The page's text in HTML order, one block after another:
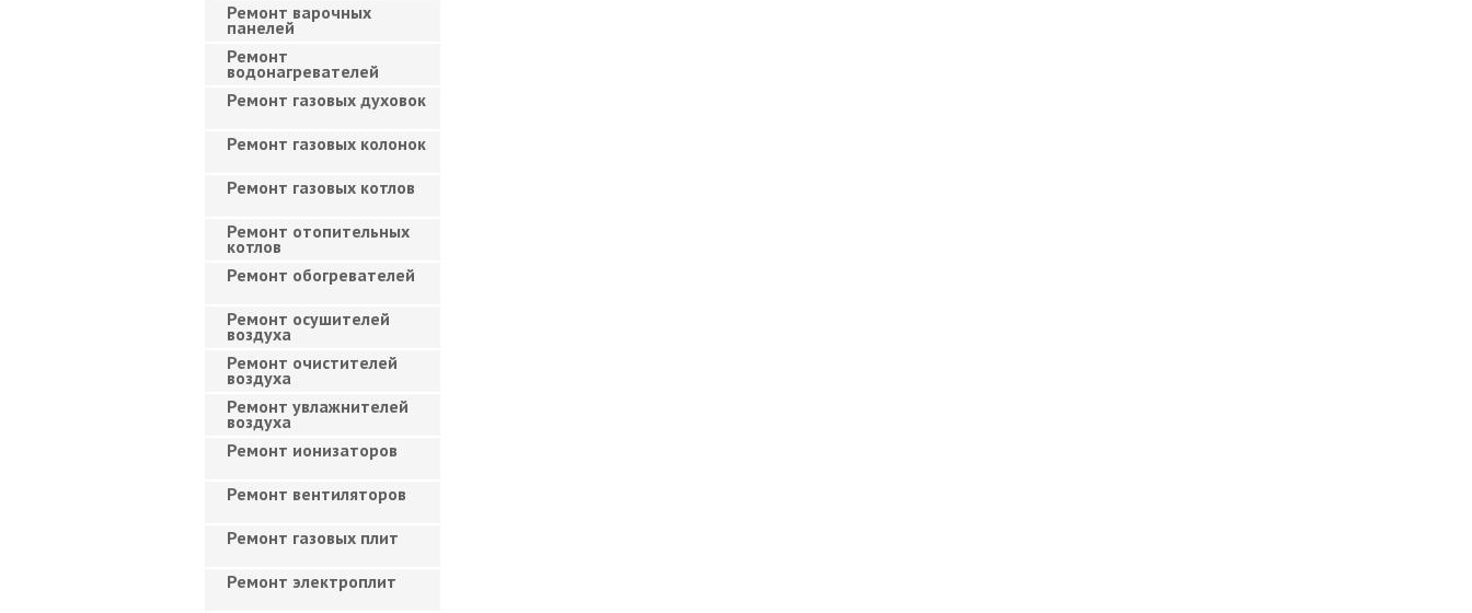
Ремонт варочных
панелей
Ремонт
водонагревателей
Ремонт газовых духовок
Ремонт газовых колонок
Ремонт газовых котлов
Ремонт отопительных
котлов
Ремонт обогревателей
Ремонт осушителей
воздуха
Ремонт очистителей
воздуха
Ремонт увлажнителей
воздуха
Ремонт ионизаторов
Ремонт вентиляторов
Ремонт газовых плит
Ремонт электроплит